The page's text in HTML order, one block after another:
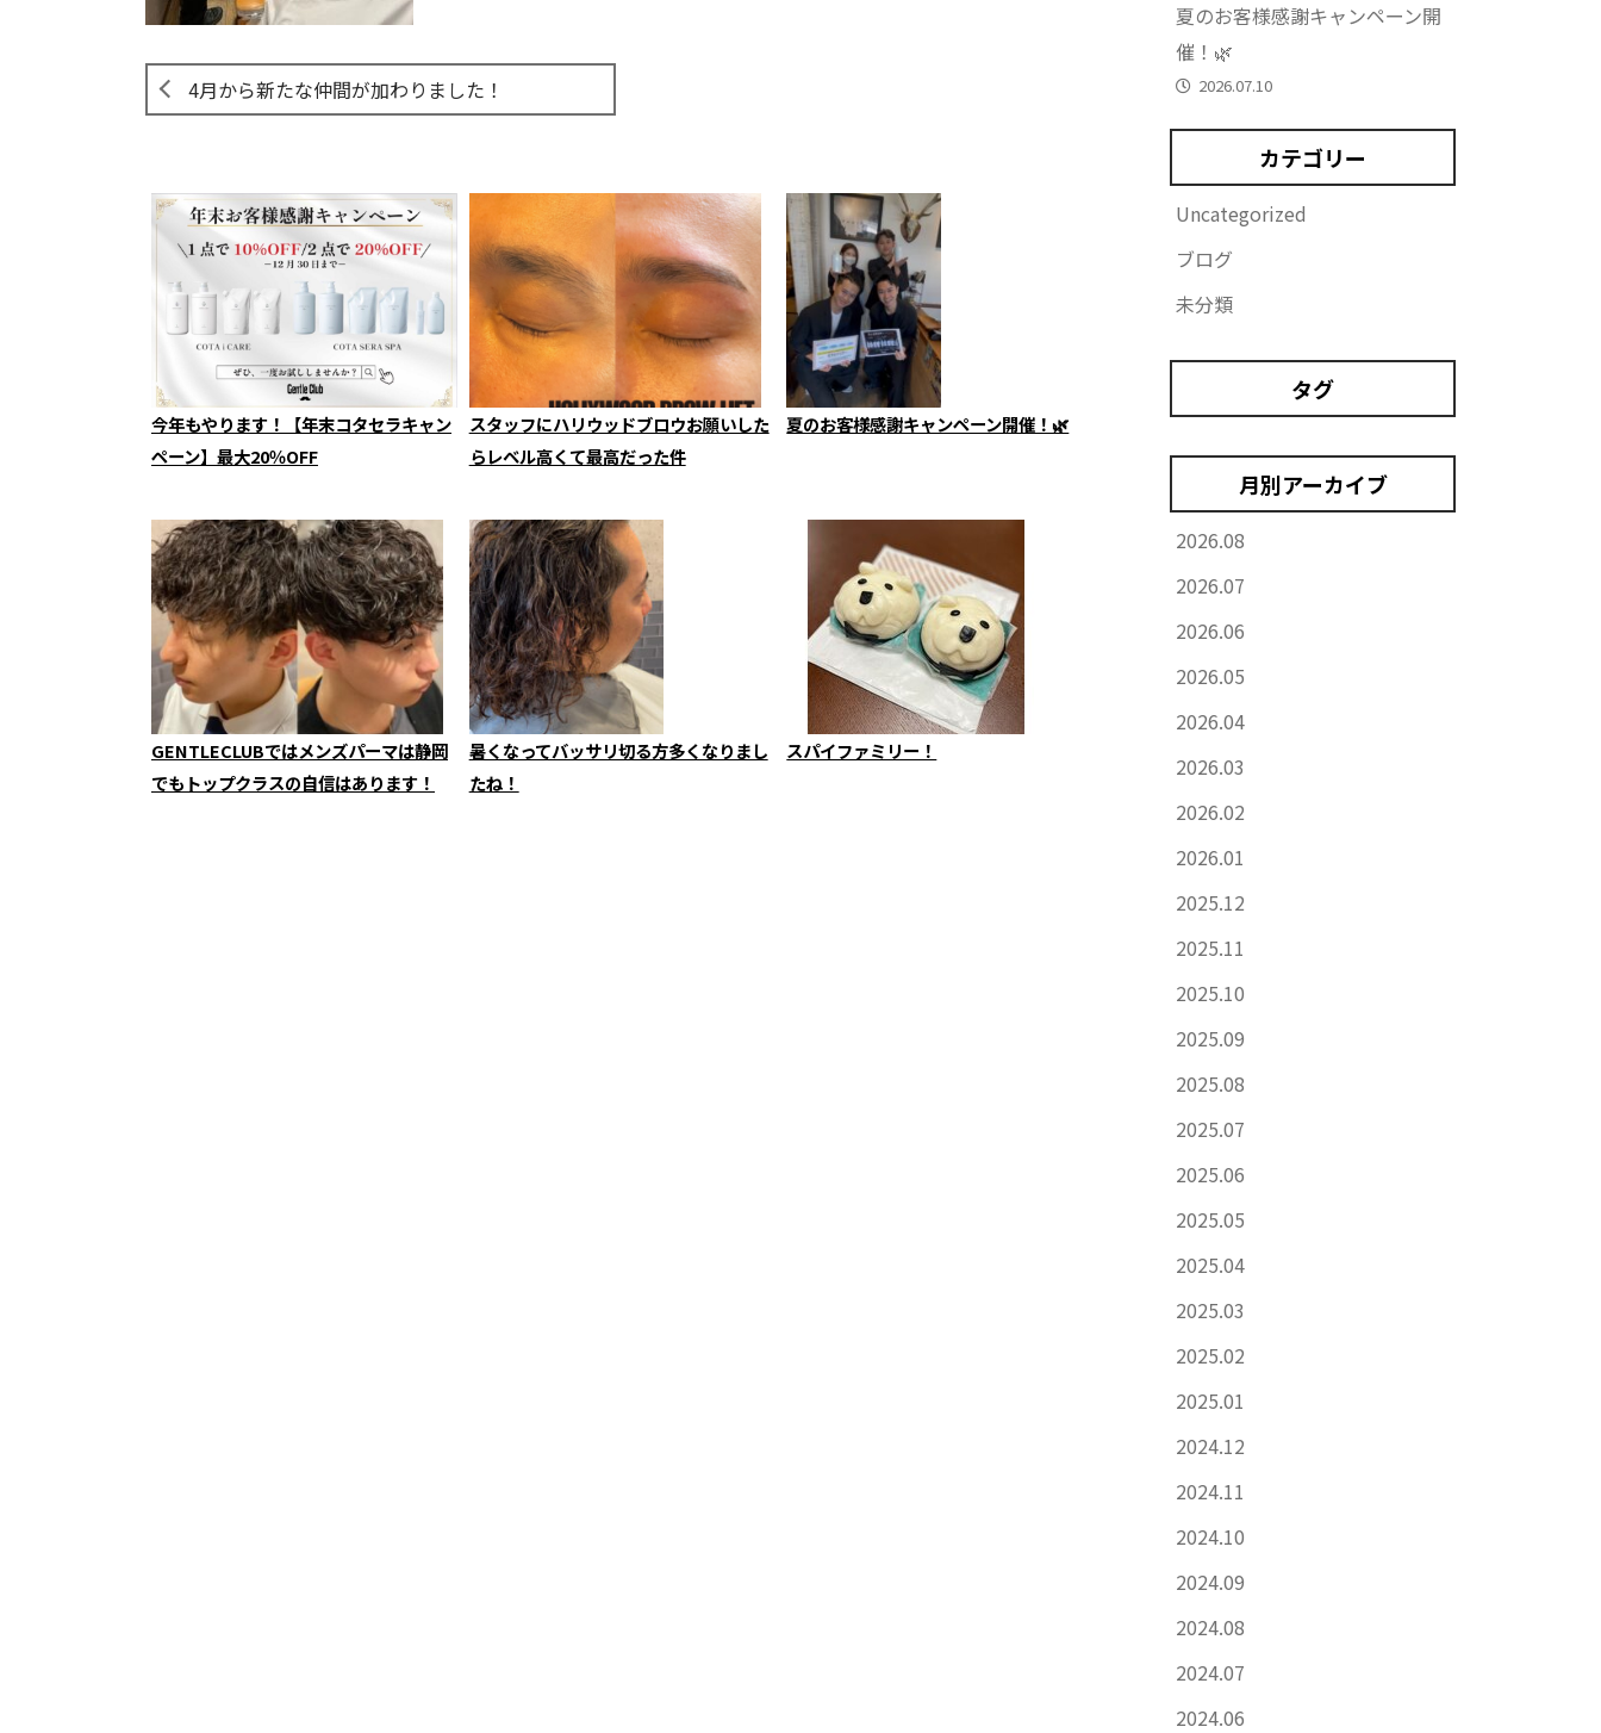
4月から新たな仲間が加わりました！
今年もやります！【年末コタセラキャン
ペーン】最大20％OFF
スタッフにハリウッドブロウお願いした
らレベル高くて最高だった件
夏のお客様感謝キャンペーン開催！🌿
GENTLECLUBではメンズパーマは静岡
でもトップクラスの自信はあります！
暑くなってバッサリ切る方多くなりまし
たね！
スパイファミリー！
夏のお客様感謝キャンペーン開
催！🌿
2026.07.10
カテゴリー
Uncategorized
ブログ
未分類
タグ
月別アーカイブ
2026.08
2026.07
2026.06
2026.05
2026.04
2026.03
2026.02
2026.01
2025.12
2025.11
2025.10
2025.09
2025.08
2025.07
2025.06
2025.05
2025.04
2025.03
2025.02
2025.01
2024.12
2024.11
2024.10
2024.09
2024.08
2024.07
2024.06